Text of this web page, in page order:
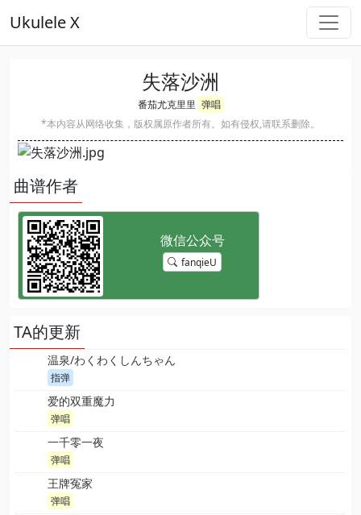
Ukulele X
失落沙洲
番茄尤克里里 弹唱
*本内容从网络收集，版权属原作者所有。如有侵权,请联系删除。
曲谱作者
fanqieU
TA的更新
温泉/わくわくしんちゃん
指弹
爱的双重魔力
弹唱
一千零一夜
弹唱
王牌冤家
弹唱